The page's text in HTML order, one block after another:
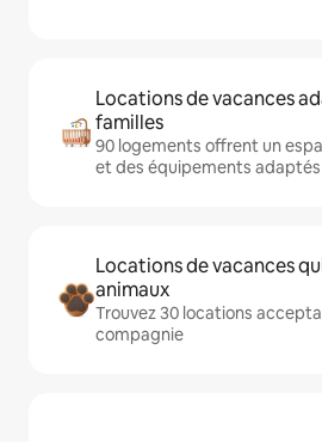
Locations de vacances
familles
90 logements offrent un
et des équipements
Locations de vacances
animaux
Trouvez 30 locations
compagnie